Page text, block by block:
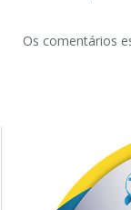
Os comentários